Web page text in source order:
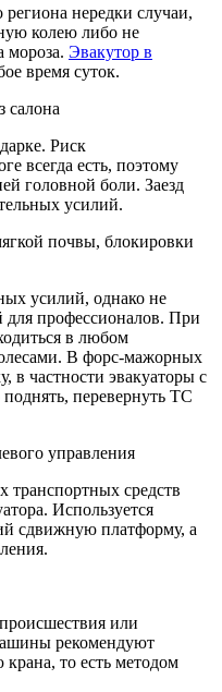
нередки случаи,
колею либо не
мороза. Эвакутор в
время суток.
салона
Риск
всегда есть, поэтому
головной боли. Заезд
усилий.
почвы, блокировки
усилий, однако не
для профессионалов. При
в любом
В форс-мажорных
в частности эвакуаторы с
перевернуть ТС
управления
транспортных средств
Используется
сдвижную платформу, а
или
рекомендуют
то есть методом